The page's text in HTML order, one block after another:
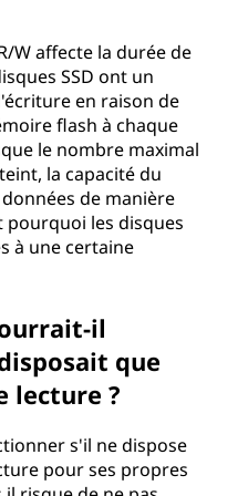
W affecte la durée de
SSD ont un
en raison de
flash à chaque
le nombre maximal
la capacité du
de manière
pourquoi les disques
à une certaine
il
que
lecture ?
s'il ne dispose
pour ses propres